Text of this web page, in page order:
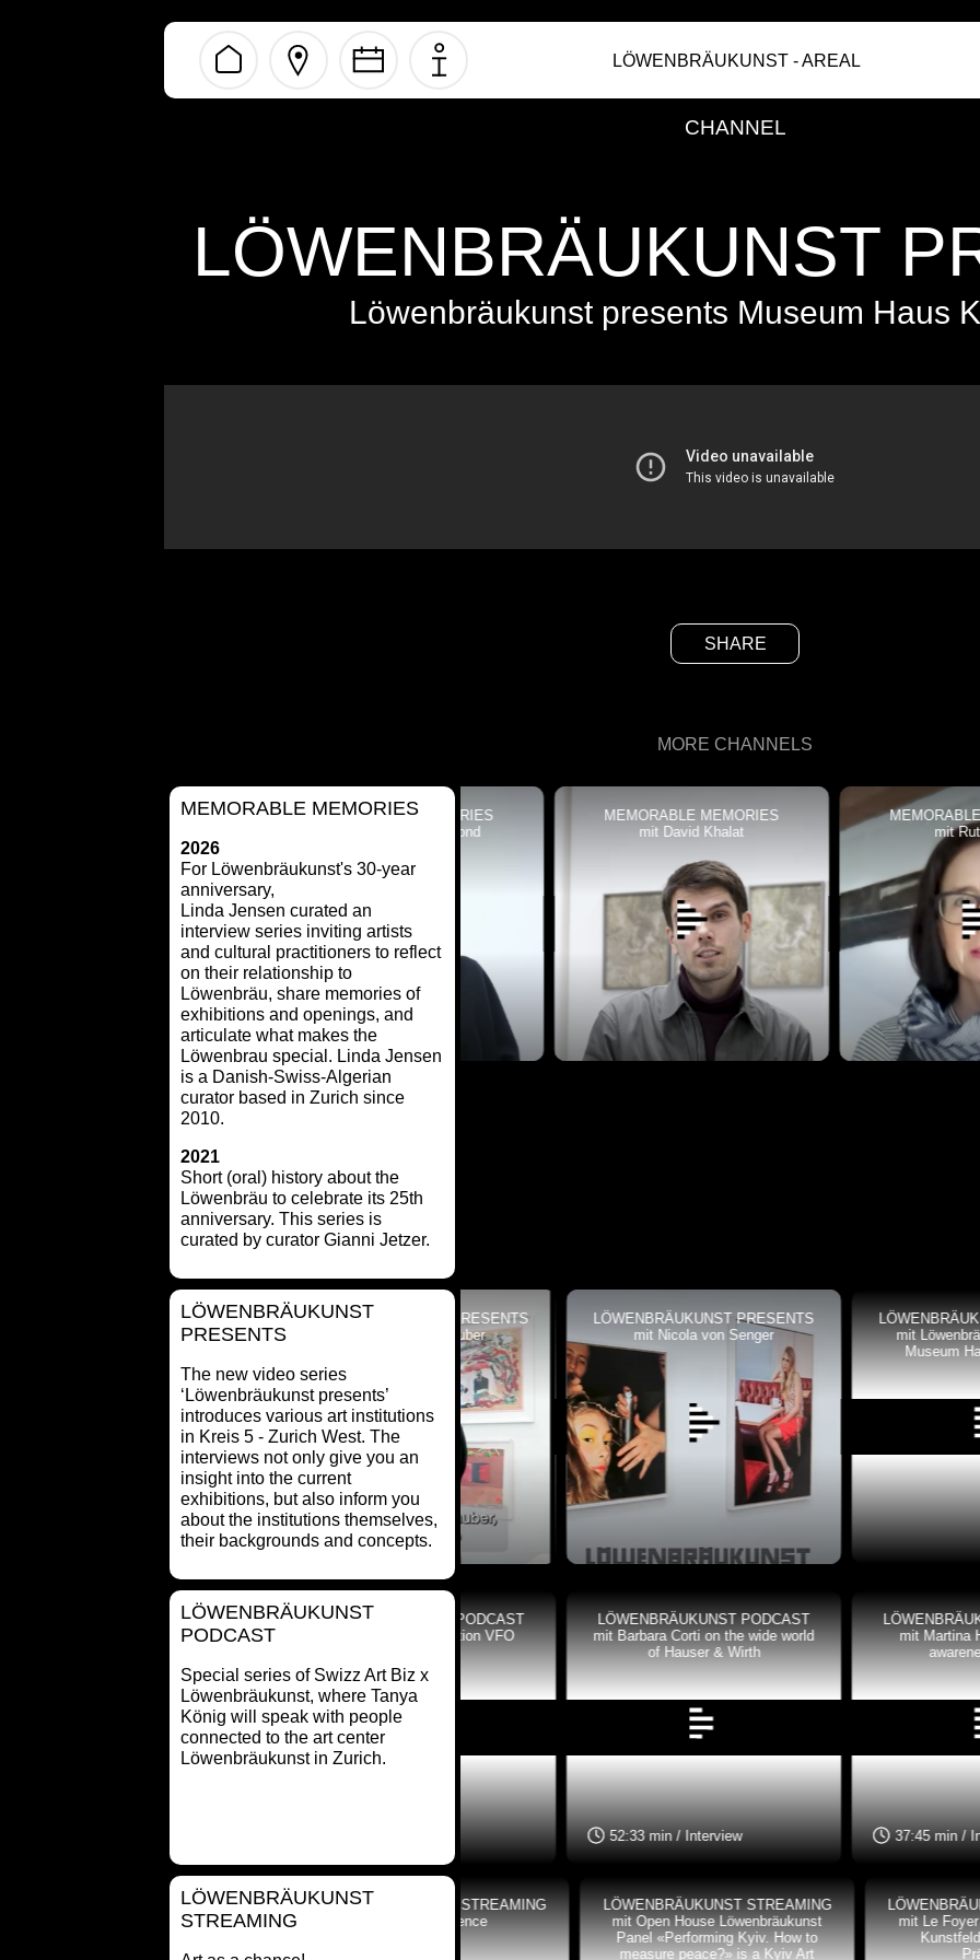
ivermectine
LÖWENBRÄUKUNST - AREAL
CHANNEL
LÖWENBRÄUKUNST
Löwenbräukunst presents Museum Haus
SHARE
MORE CHANNELS
MEMORABLE MEMORIES
2026
For Löwenbräukunst's 30-year
anniversary,
Linda Jensen curated an
interview series inviting artists
and cultural practitioners to reflect
on their relationship to
Löwenbräu, share memories of
exhibitions and openings, and
articulate what makes the
Löwenbrau special. Linda Jensen
is a Danish-Swiss-Algerian
curator based in Zurich since
2010.
2021
Short (oral) history about the
Löwenbräu to celebrate its 25th
anniversary. This series is
curated by curator Gianni Jetzer.
MEMORABLE MEMORIES
MEMORABLE MEMORIES
mit David Khalat
MEMORABLE
mit Ruth Erdt
LÖWENBRÄUKUNST
PRESENTS
The new video series
‘Löwenbräukunst presents’
introduces various art institutions
in Kreis 5 - Zurich West. The
interviews not only give you an
insight into the current
exhibitions, but also inform you
about the institutions themselves,
their backgrounds and concepts.
LÖWENBRÄUKUNST PRESENTS
mit Eva Presenhuber
LÖWENBRÄUKUNST PRESENTS
mit Nicola von Senger
LÖWENBRÄUKUNST
mit Löwenbräukunst
Museum Haus Konstruktiv
LÖWENBRÄUKUNST
PODCAST
Special series of Swizz Art Biz x
Löwenbräukunst, where Tanya
König will speak with people
connected to the art center
Löwenbräukunst in Zurich.
LÖWENBRÄUKUNST PODCAST
mit David Khalat, Edition VFO
LÖWENBRÄUKUNST PODCAST
mit Barbara Corti on the wide world
of Hauser & Wirth
52:33 min / Interview
LÖWENBRÄUKUNST
mit Martina Huber on
awareness with Art
37:45 min / Interview
LÖWENBRÄUKUNST
STREAMING
LÖWENBRÄUKUNST STREAMING
mit Arts&Science
LÖWENBRÄUKUNST STREAMING
mit Open House Löwenbräukunst
Panel «Performing Kyiv. How to
measure peace?» is a Kyiv Art
LÖWENBRÄUKUNST
mit Le Foyer *LK: Green
Kunstfeld: Produktion und